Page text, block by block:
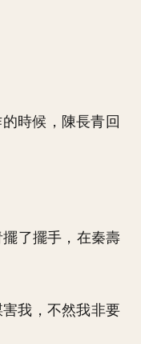
時候，陳長青回
擺了擺手，在秦壽
我，不然我非要